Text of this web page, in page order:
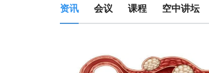
资讯 会议 课程 空中讲坛